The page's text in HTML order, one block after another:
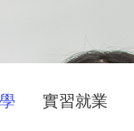
實習就業